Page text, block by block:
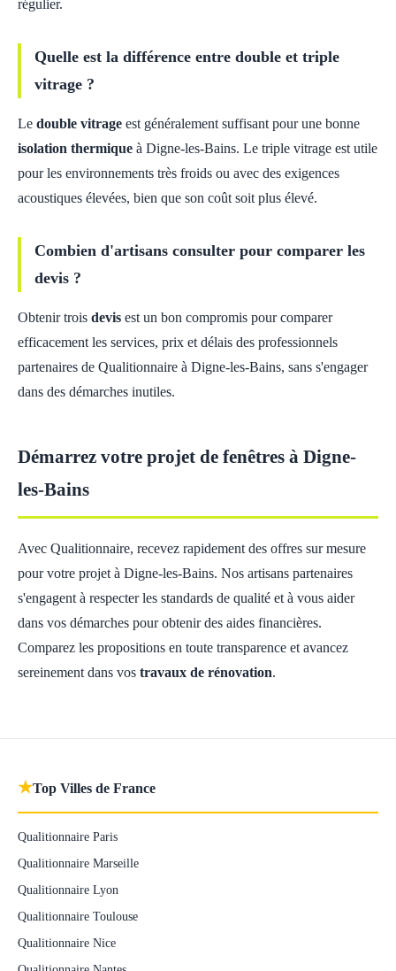
régulier.
Quelle est la différence entre double et triple
vitrage ?
Le double vitrage est généralement suffisant pour une bonne
isolation thermique à Digne-les-Bains. Le triple vitrage est utile
pour les environnements très froids ou avec des exigences
acoustiques élevées, bien que son coût soit plus élevé.
Combien d'artisans consulter pour comparer les
devis ?
Obtenir trois devis est un bon compromis pour comparer
efficacement les services, prix et délais des professionnels
partenaires de Qualitionnaire à Digne-les-Bains, sans s'engager
dans des démarches inutiles.
Démarrez votre projet de fenêtres à Digne-
les-Bains
Avec Qualitionnaire, recevez rapidement des offres sur mesure
pour votre projet à Digne-les-Bains. Nos artisans partenaires
s'engagent à respecter les standards de qualité et à vous aider
dans vos démarches pour obtenir des aides financières.
Comparez les propositions en toute transparence et avancez
sereinement dans vos travaux de rénovation.
★Top Villes de France
Qualitionnaire Paris
Qualitionnaire Marseille
Qualitionnaire Lyon
Qualitionnaire Toulouse
Qualitionnaire Nice